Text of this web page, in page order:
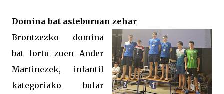
Domina bat asteburuan zehar
Brontzezko domina
bat lortu zuen Ander
Martinezek, infantil
kategoriako bular